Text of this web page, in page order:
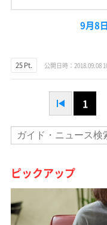
9月8
25 Pt. 公開日時：2018.09.08
1
ピックアップ